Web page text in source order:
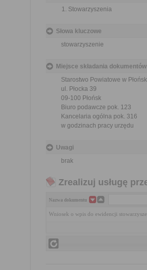
Stowarzyszenia
Słowa kluczowe
stowarzyszenie
Miejsce składania dokumentów
Starostwo Powiatowe w
ul. Płocka 39
09-100 Płońsk
Biuro podawcze pok. 123
Kancelaria ogólna pok. 316
w godzinach pracy urzędu
Uwagi
brak
Zrealizuj usługę
Nazwa dokumentu
Wniosek o wpis do ewidencji